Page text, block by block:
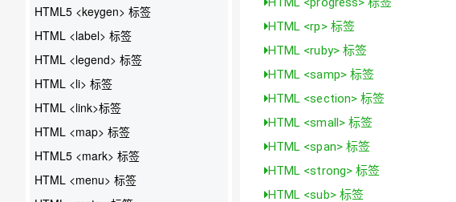
HTML5 <keygen> 标签
HTML <label> 标签
HTML <legend> 标签
HTML <li> 标签
HTML <link>标签
HTML <map> 标签
HTML5 <mark> 标签
HTML <menu> 标签
HTML <rp> 标签
HTML <ruby> 标签
HTML <samp> 标签
HTML <section> 标签
HTML <small> 标签
HTML <span> 标签
HTML <strong> 标签
HTML <sub> 标签